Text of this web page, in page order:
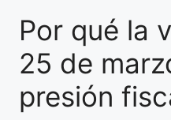
Por qué la
25 de
presión